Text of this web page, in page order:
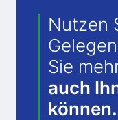
Nutzen
Sie
auch
können.